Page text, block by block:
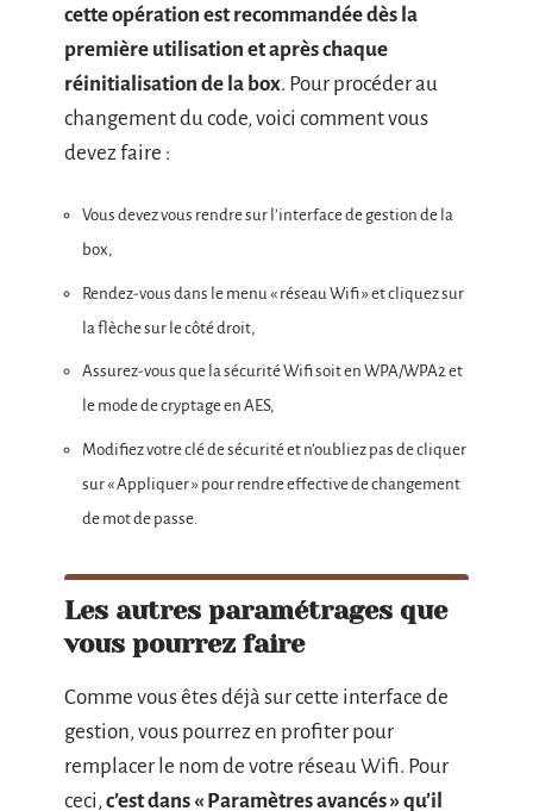
cette opération est recommandée dès la
première utilisation et après chaque
réinitialisation de la box. Pour procéder au
changement du code, voici comment vous
devez faire :
Vous devez vous rendre sur l’interface de gestion de la
box,
Rendez-vous dans le menu « réseau Wifi » et cliquez sur
la flèche sur le côté droit,
Assurez-vous que la sécurité Wifi soit en WPA/WPA2 et
le mode de cryptage en AES,
Modifiez votre clé de sécurité et n’oubliez pas de cliquer
sur « Appliquer » pour rendre effective de changement
de mot de passe.
Les autres paramétrages que
vous pourrez faire
Comme vous êtes déjà sur cette interface de
gestion, vous pourrez en profiter pour
remplacer le nom de votre réseau Wifi. Pour
ceci, c’est dans « Paramètres avancés » qu’il